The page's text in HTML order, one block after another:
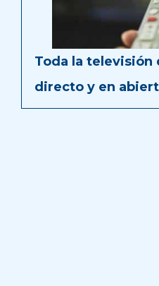
Toda la televisión
directo y en